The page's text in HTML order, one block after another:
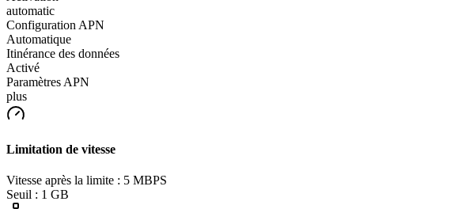
automatic
Configuration APN
Automatique
Itinérance des données
Activé
Paramètres APN
plus
Limitation de vitesse
Vitesse après la limite : 5 MBPS
Seuil : 1 GB